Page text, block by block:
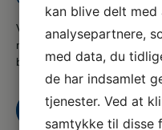
Vi er en del af
når du er i tvivl, skal skal
både som din fagforening og
Kontakt os
kan blive delt med
analysepartnere,
med data, du
de har indsamlet
tjenester. Ved at
samtykke til disse